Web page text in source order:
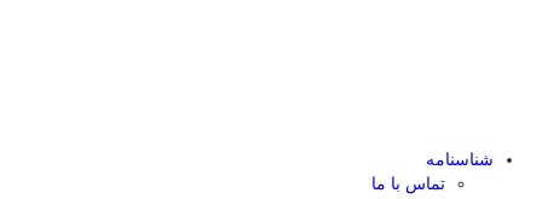
شناسنامه
تماس با ما